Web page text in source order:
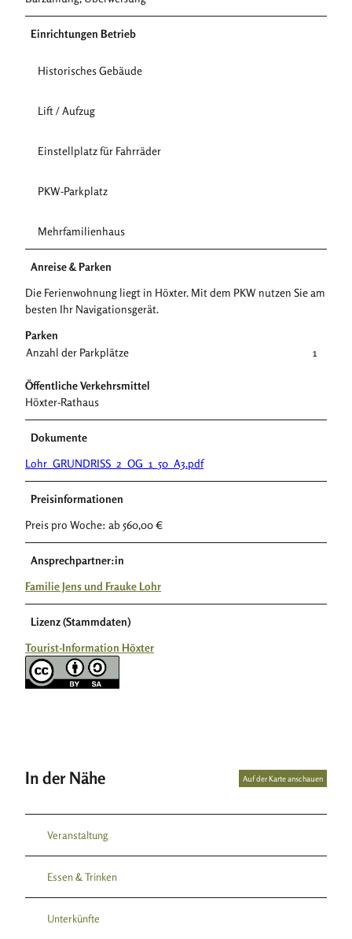
Einrichtungen Betrieb
Historisches Gebäude
Lift / Aufzug
Einstellplatz für Fahrräder
PKW-Parkplatz
Mehrfamilienhaus
Anreise & Parken
Die Ferienwohnung liegt in Höxter. Mit dem PKW nutzen Sie am
besten Ihr Navigationsgerät.
Parken
Anzahl der Parkplätze
1
Öffentliche Verkehrsmittel
Höxter-Rathaus
Dokumente
Lohr_GRUNDRISS_2_OG_1_50_A3.pdf
Preisinformationen
Preis pro Woche: ab 560,00 €
Ansprechpartner:in
Familie Jens und Frauke Lohr
Lizenz (Stammdaten)
Tourist-Information Höxter
In der Nähe Auf der Karte anschauen
Veranstaltung
Essen & Trinken
Unterkünfte